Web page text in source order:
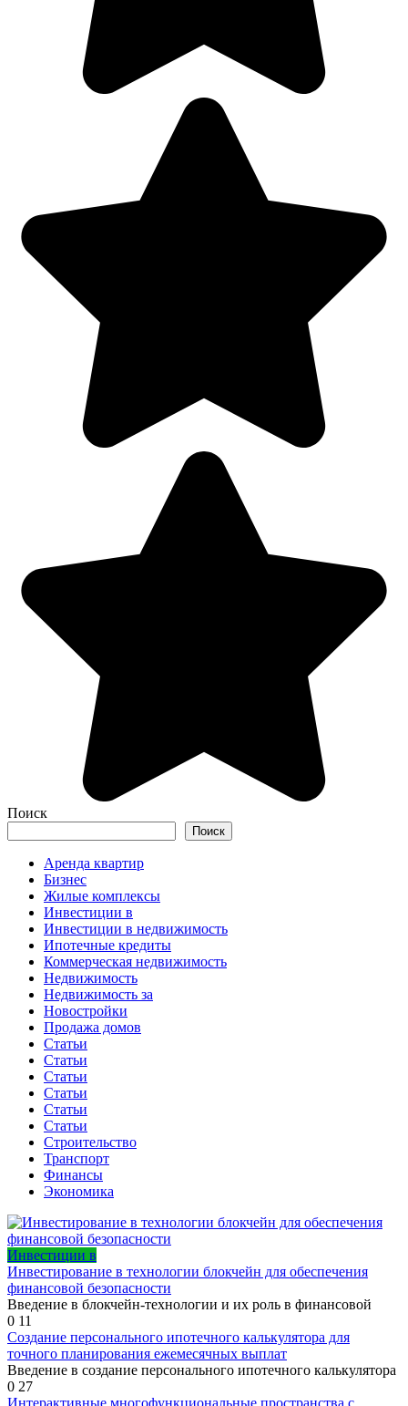
Поиск
Поиск
Аренда квартир
Бизнес
Жилые комплексы
Инвестиции в
Инвестиции в недвижимость
Ипотечные кредиты
Коммерческая недвижимость
Недвижимость
Недвижимость за
Новостройки
Продажа домов
Статьи
Статьи
Статьи
Статьи
Статьи
Статьи
Строительство
Транспорт
Финансы
Экономика
Инвестиции в
Инвестирование в технологии блокчейн для обеспечения
финансовой безопасности
Введение в блокчейн-технологии и их роль в финансовой
0 11
Создание персонального ипотечного калькулятора для
точного планирования ежемесячных выплат
Введение в создание персонального ипотечного калькулятора
0 27
Интерактивные многофункциональные пространства с